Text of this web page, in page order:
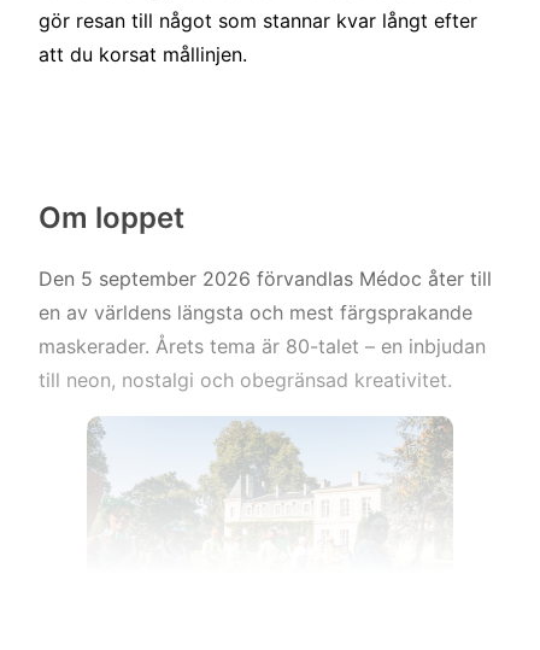
gör resan till något som stannar kvar långt efter
att du korsat mållinjen.
Om loppet
Den 5 september 2026 förvandlas Médoc åter till
en av världens längsta och mest färgsprakande
maskerader. Årets tema är 80-talet – en inbjudan
till neon, nostalgi och obegränsad kreativitet.